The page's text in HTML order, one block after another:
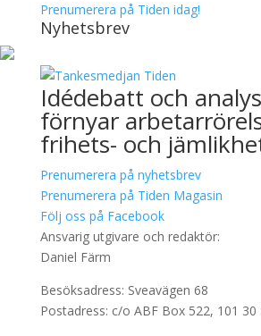
Prenumerera på Tiden idag!
Nyhetsbrev
Idédebatt och
förnyar
frihets- och
Prenumerera på nyhetsbrev
Prenumerera på Tiden Magasin
Följ oss på Facebook
Ansvarig utgivare och redaktör:
Daniel Färm
Besöksadress: Sveavägen 68
Postadress: c/o ABF Box 522, 101 30